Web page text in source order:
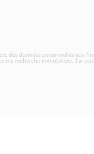
des données personnelles aux
ma recherche immobilière. J’ai